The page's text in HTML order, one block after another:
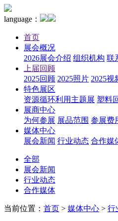
language：
首页
展会概况
2026展会介绍 组织机构 联
上届回顾
2025回顾 2025照片 2025视
特色展区
资源循环利用主题展 塑料
展商中心
为何参展 展品范围 参展费
媒体中心
展会新闻 行业动态 合作媒
全部
展会新闻
行业动态
合作媒体
当前位置： 首页 > 媒体中心 > 行